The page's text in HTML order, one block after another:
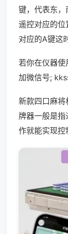
键，代表东
遥控对应的
对应的A键这
若你在仪器
加微信号;
新款四口麻
牌器一般是
作就能实现控